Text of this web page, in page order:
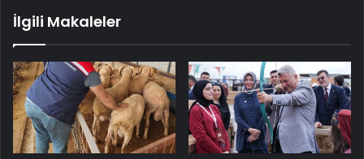
İlgili Makaleler